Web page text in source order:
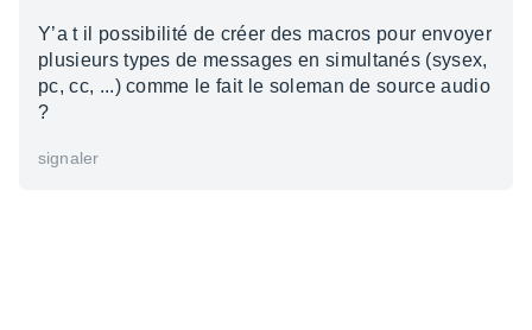
Y’a t il possibilité de créer des macros pour envoyer
plusieurs types de messages en simultanés (sysex,
pc, cc, ...) comme le fait le soleman de source audio
?
signaler